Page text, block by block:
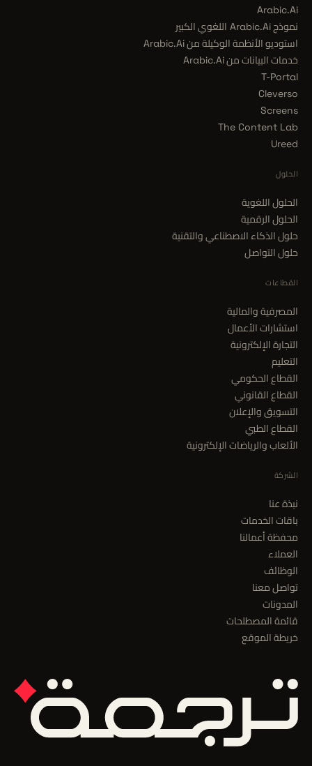
Arabic.Ai
نموذج Arabic.Ai اللغوي الكبير
استوديو الأنظمة الوكيلة من Arabic.Ai
خدمات البيانات من Arabic.Ai
T-Portal
Cleverso
Screens
The Content Lab
Ureed
الحلول
الحلول اللغوية
الحلول الرقمية
حلول الذكاء الاصطناعي والتقنية
حلول التواصل
القطاعات
المصرفية والمالية
استشارات الأعمال
التجارة الإلكترونية
التعليم
القطاع الحكومي
القطاع القانوني
التسويق والإعلان
القطاع الطبي
الألعاب والرياضات الإلكترونية
الشركة
نبذة عنا
باقات الخدمات
محفظة أعمالنا
العملاء
الوظائف
تواصل معنا
المدونات
قائمة المصطلحات
خريطة الموقع